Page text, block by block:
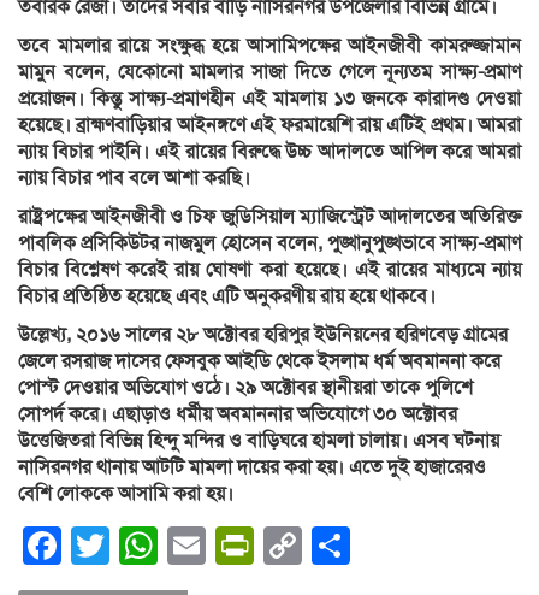
তবারক রেজা। তাদের সবার বাড়ি নাসিরনগর উপজেলার বিভিন্ন গ্রামে।
তবে মামলার রায়ে সংক্ষুব্ধ হয়ে আসামিপক্ষের আইনজীবী কামরুজ্জামান
মামুন বলেন, যেকোনো মামলার সাজা দিতে গেলে নূন্যতম সাক্ষ্য-প্রমাণ
প্রয়োজন। কিন্তু সাক্ষ্য-প্রমাণহীন এই মামলায় ১৩ জনকে কারাদণ্ড দেওয়া
হয়েছে। ব্রাহ্মণবাড়িয়ার আইনঙ্গণে এই ফরমায়েশি রায় এটিই প্রথম। আমরা
ন্যায় বিচার পাইনি। এই রায়ের বিরুদ্ধে উচ্চ আদালতে আপিল করে আমরা
ন্যায় বিচার পাব বলে আশা করছি।
রাষ্ট্রপক্ষের আইনজীবী ও চিফ জুডিসিয়াল ম্যাজিস্ট্রেট আদালতের অতিরিক্ত
পাবলিক প্রসিকিউটর নাজমুল হোসেন বলেন, পুঙ্খানুপুঙ্খভাবে সাক্ষ্য-প্রমাণ
বিচার বিশ্লেষণ করেই রায় ঘোষণা করা হয়েছে। এই রায়ের মাধ্যমে ন্যায়
বিচার প্রতিষ্ঠিত হয়েছে এবং এটি অনুকরণীয় রায় হয়ে থাকবে।
উল্লেখ্য, ২০১৬ সালের ২৮ অক্টোবর হরিপুর ইউনিয়নের হরিণবেড় গ্রামের
জেলে রসরাজ দাসের ফেসবুক আইডি থেকে ইসলাম ধর্ম অবমাননা করে
পোস্ট দেওয়ার অভিযোগ ওঠে। ২৯ অক্টোবর স্থানীয়রা তাকে পুলিশে
সোপর্দ করে। এছাড়াও ধর্মীয় অবমাননার অভিযোগে ৩০ অক্টোবর
উত্তেজিতরা বিভিন্ন হিন্দু মন্দির ও বাড়িঘরে হামলা চালায়। এসব ঘটনায়
নাসিরনগর থানায় আটটি মামলা দায়ের করা হয়। এতে দুই হাজারেরও
বেশি লোককে আসামি করা হয়।
Facebook
Twitter
WhatsApp
EmailPrintFriendly
Copy